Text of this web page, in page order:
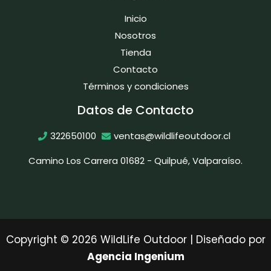
Inicio
Nosotros
Tienda
Contacto
Términos y condiciones
Datos de Contacto
322650100
ventas@wildlifeoutdoor.cl
Camino Los Carrera 01682 - Quilpué, Valparaíso.
Copyright © 2026 WildLife Outdoor | Diseñado por
Agencia Ingenium